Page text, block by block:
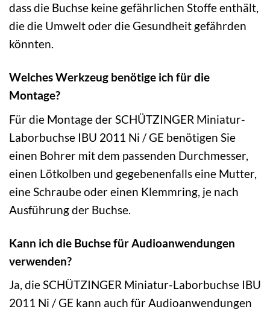
dass die Buchse keine gefährlichen Stoffe enthält,
die die Umwelt oder die Gesundheit gefährden
könnten.
Welches Werkzeug benötige ich für die
Montage?
Für die Montage der SCHÜTZINGER Miniatur-
Laborbuchse IBU 2011 Ni / GE benötigen Sie
einen Bohrer mit dem passenden Durchmesser,
einen Lötkolben und gegebenenfalls eine Mutter,
eine Schraube oder einen Klemmring, je nach
Ausführung der Buchse.
Kann ich die Buchse für Audioanwendungen
verwenden?
Ja, die SCHÜTZINGER Miniatur-Laborbuchse IBU
2011 Ni / GE kann auch für Audioanwendungen